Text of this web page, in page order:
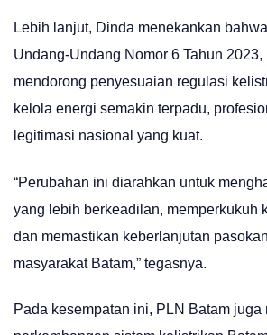
Lebih lanjut, Dinda menekankan
Undang-Undang Nomor 6 Tahun 2023,
mendorong penyesuaian regulasi
kelola energi semakin terpadu,
legitimasi nasional yang kuat.
“Perubahan ini diarahkan untuk
yang lebih berkeadilan, memperkukuh
dan memastikan keberlanjutan
masyarakat Batam,” tegasnya.
Pada kesempatan ini, PLN Batam juga